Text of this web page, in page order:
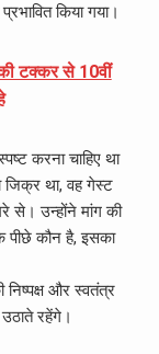
किया गया।
टक्कर से 10वीं
करना चाहिए था
जिक्र था, वह गेस्ट
से। उन्होंने मांग की
के पीछे कौन है, इसका
और स्वतंत्र
रहेंगे।